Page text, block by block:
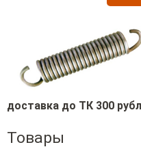
доставка до ТК 300
Товары